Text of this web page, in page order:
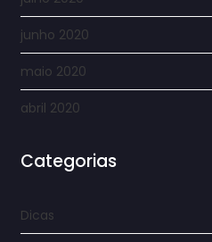
junho 2020
maio 2020
abril 2020
Categorias
Dicas